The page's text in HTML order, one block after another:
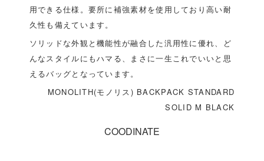
用できる仕様。要所に補強素材を使用しており高い耐
久性も備えています。
ソリッドな外観と機能性が融合した汎用性に優れ、ど
んなスタイルにもハマる、まさに一生これでいいと思
えるバッグとなっています。
MONOLITH(モノリス) BACKPACK STANDARD
SOLID M BLACK
COODINATE